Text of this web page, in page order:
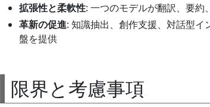
拡張性と柔軟性: 一つのモデルが翻訳、要
革新の促進: 知識抽出、創作支援、対話型
盤を提供
限界と考慮事項